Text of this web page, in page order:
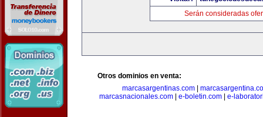
Serán consideradas
Otros dominios en venta:
marcasargentinas.com
marcasnacionales.com| e-boletin.com| e-